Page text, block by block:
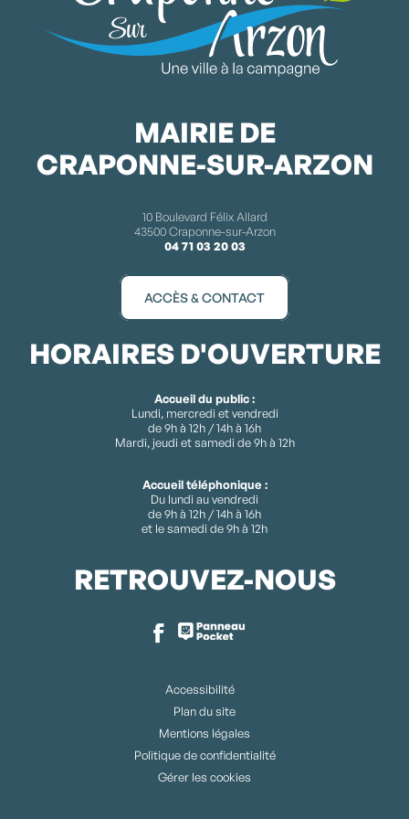
MAIRIE DE
CRAPONNE-SUR-ARZON
10 Boulevard Félix Allard
43500 Craponne-sur-Arzon
04 71 03 20 03
ACCÈS & CONTACT
HORAIRES D'OUVERTURE
Accueil du public :
Lundi, mercredi et vendredi
de 9h à 12h / 14h à 16h
Mardi, jeudi et samedi de 9h à 12h
Accueil téléphonique :
Du lundi au vendredi
de 9h à 12h / 14h à 16h
et le samedi de 9h à 12h
RETROUVEZ-NOUS
Accessibilité
Plan du site
Mentions légales
Politique de confidentialité
Gérer les cookies